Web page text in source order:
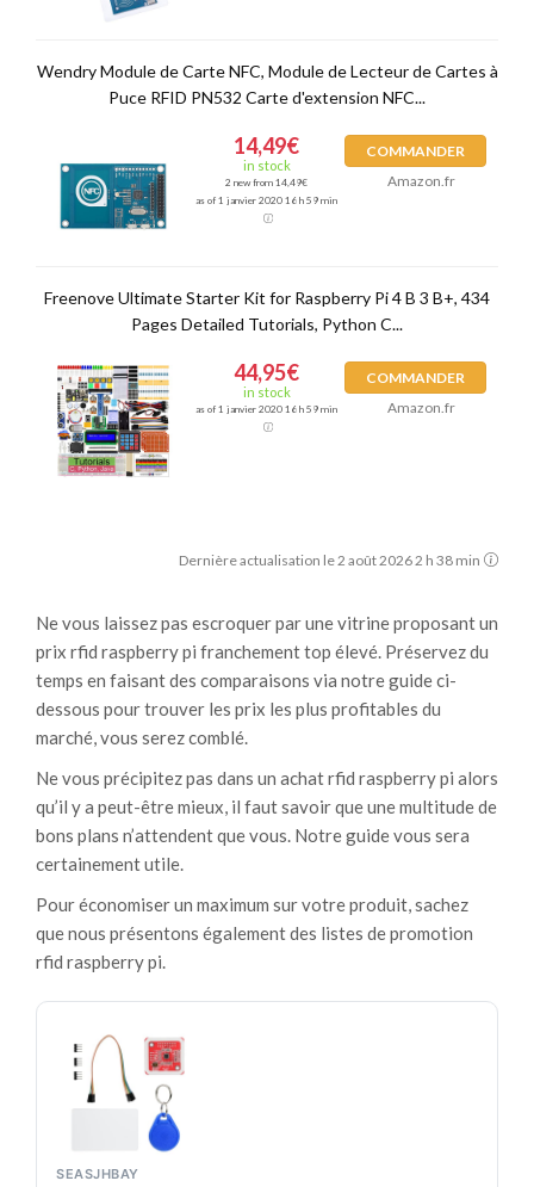
Wendry Module de Carte NFC, Module de Lecteur de Cartes à
Puce RFID PN532 Carte d'extension NFC...
14,49€
in stock
2 new from 14,49€
as of 1 janvier 2020 16 h 59 min
COMMANDER
Amazon.fr
Freenove Ultimate Starter Kit for Raspberry Pi 4 B 3 B+, 434
Pages Detailed Tutorials, Python C...
44,95€
in stock
as of 1 janvier 2020 16 h 59 min
COMMANDER
Amazon.fr
Dernière actualisation le 2 août 2026 2 h 38 min
Ne vous laissez pas escroquer par une vitrine proposant un
prix rfid raspberry pi franchement top élevé. Préservez du
temps en faisant des comparaisons via notre guide ci-
dessous pour trouver les prix les plus profitables du
marché, vous serez comblé.
Ne vous précipitez pas dans un achat rfid raspberry pi alors
qu’il y a peut-être mieux, il faut savoir que une multitude de
bons plans n’attendent que vous. Notre guide vous sera
certainement utile.
Pour économiser un maximum sur votre produit, sachez
que nous présentons également des listes de promotion
rfid raspberry pi.
SEASJHBAY